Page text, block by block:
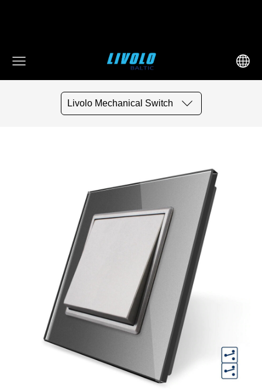
Livolo Mechanical Switch